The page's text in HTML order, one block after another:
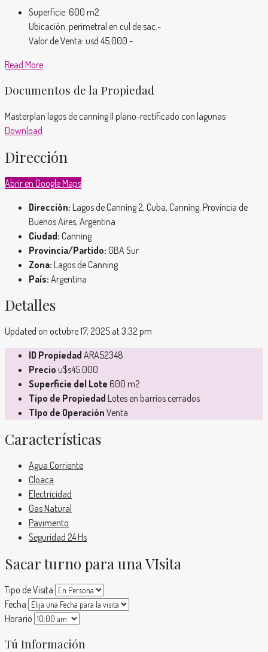
Superficie: 600 m2.
Ubicación: perimetral en cul de sac.-
Valor de Venta: usd 45.000.-
Read More
Documentos de la Propiedad
Masterplan lagos de canning II plano-rectificado con lagunas
Download
Dirección
Abrir en Google Maps
Dirección: Lagos de Canning 2, Cuba, Canning, Provincia de
Buenos Aires, Argentina
Ciudad: Canning
Provincia/Partido: GBA Sur
Zona: Lagos de Canning
País: Argentina
Detalles
Updated on octubre 17, 2025 at 3:32 pm
ID Propiedad ARA52348
Precio u$s45.000
Superficie del Lote 600 m2
Tipo de Propiedad Lotes en barrios cerrados
TIpo de Operación Venta
Características
Agua Corriente
Cloaca
Electricidad
Gas Natural
Pavimento
Seguridad 24 Hs
Sacar turno para una VIsita
Tipo de Visita
Fecha
Horario
Tú Información